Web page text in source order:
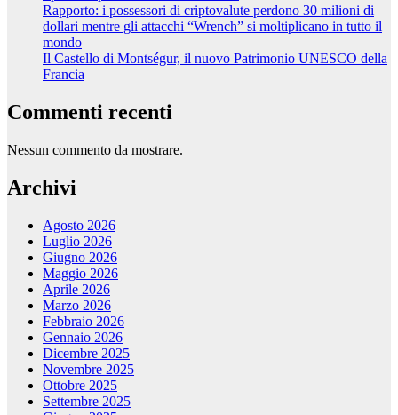
Rapporto: i possessori di criptovalute perdono 30 milioni di
dollari mentre gli attacchi “Wrench” si moltiplicano in tutto il
mondo
Il Castello di Montségur, il nuovo Patrimonio UNESCO della
Francia
Commenti recenti
Nessun commento da mostrare.
Archivi
Agosto 2026
Luglio 2026
Giugno 2026
Maggio 2026
Aprile 2026
Marzo 2026
Febbraio 2026
Gennaio 2026
Dicembre 2025
Novembre 2025
Ottobre 2025
Settembre 2025